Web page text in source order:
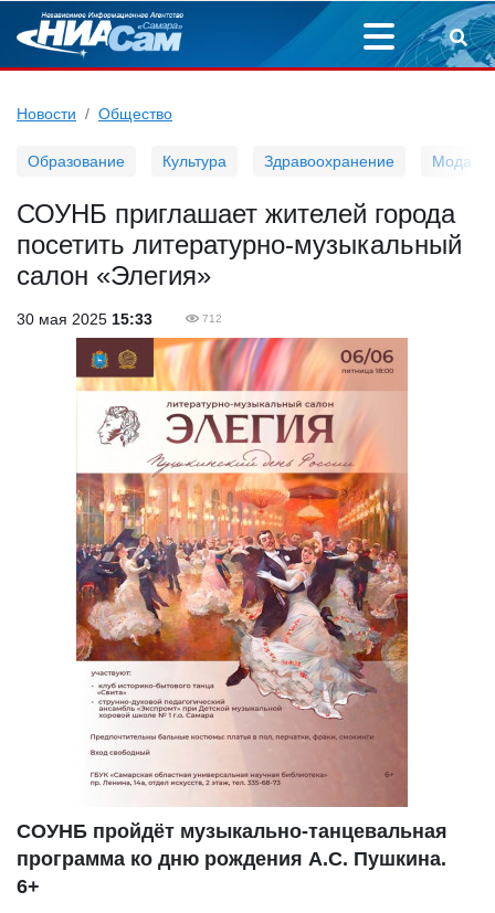
Новости Общество
Образование Культура Здравоохранение Мода
СОУНБ приглашает жителей города
посетить литературно-музыкальный
салон «Элегия»
30 мая 2025 15:33 712
СОУНБ пройдёт музыкально-танцевальная
программа ко дню рождения А.С. Пушкина.
6+